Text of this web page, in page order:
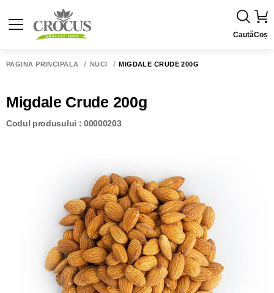
CautăCoș
PAGINA PRINCIPALĂ NUCI MIGDALE CRUDE 200G
Migdale Crude 200g
Codul produsului : 00000203